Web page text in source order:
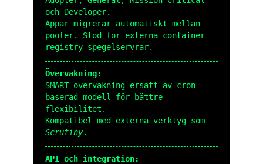
och Developer.
Appar migrerar automatiskt mellan
pooler. Stöd för externa container
registry-spegelservrar.
Övervakning:
SMART-övervakning ersatt av cron-
baserad modell för bättre
flexibilitet.
Kompatibel med externa verktyg som
Scrutiny.
API och integration: